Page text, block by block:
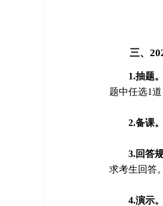
三、
1.抽题。
题中任选1
2.备课。
3.回答
求考生回答
4.演示。